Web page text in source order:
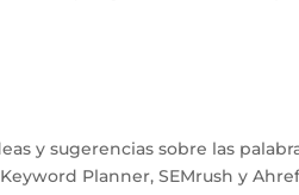
y sugerencias sobre las
Planner, SEMrush y